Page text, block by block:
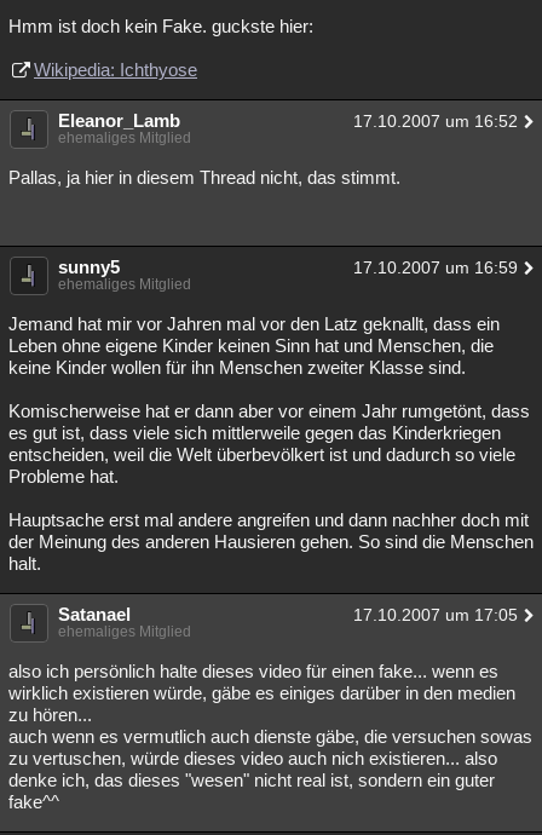
Hmm ist doch kein Fake. guckste hier:
Wikipedia: Ichthyose
Eleanor_Lamb 17.10.2007 um 16:52
ehemaliges Mitglied
Pallas, ja hier in diesem Thread nicht, das stimmt.
sunny5 17.10.2007 um 16:59
ehemaliges Mitglied
Jemand hat mir vor Jahren mal vor den Latz geknallt, dass ein
Leben ohne eigene Kinder keinen Sinn hat und Menschen, die
keine Kinder wollen für ihn Menschen zweiter Klasse sind.
Komischerweise hat er dann aber vor einem Jahr rumgetönt, dass
es gut ist, dass viele sich mittlerweile gegen das Kinderkriegen
entscheiden, weil die Welt überbevölkert ist und dadurch so viele
Probleme hat.
Hauptsache erst mal andere angreifen und dann nachher doch mit
der Meinung des anderen Hausieren gehen. So sind die Menschen
halt.
Satanael 17.10.2007 um 17:05
ehemaliges Mitglied
also ich persönlich halte dieses video für einen fake... wenn es
wirklich existieren würde, gäbe es einiges darüber in den medien
zu hören...
auch wenn es vermutlich auch dienste gäbe, die versuchen sowas
zu vertuschen, würde dieses video auch nich existieren... also
denke ich, das dieses "wesen" nicht real ist, sondern ein guter
fake^^